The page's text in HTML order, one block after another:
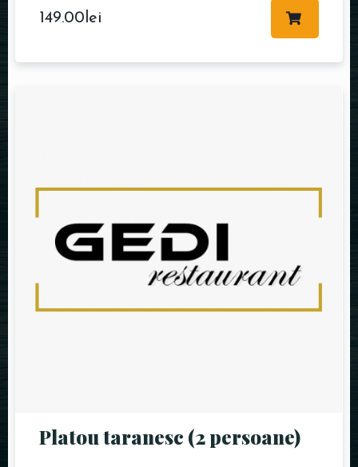
149.00 lei
Platou taranesc (2 persoane)
Table Reservation
Person